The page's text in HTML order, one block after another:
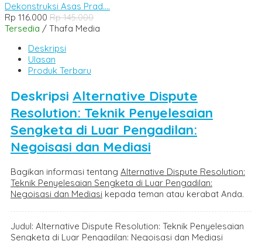
Dekonstruksi Asas Prad....
Rp 116.000 Rp 145.000
Tersedia / Thafa Media
Deskripsi
Ulasan
Produk Terbaru
Deskripsi Alternative Dispute
Resolution: Teknik Penyelesaian
Sengketa di Luar Pengadilan:
Negoisasi dan Mediasi
Bagikan informasi tentang Alternative Dispute Resolution:
Teknik Penyelesaian Sengketa di Luar Pengadilan:
Negoisasi dan Mediasi kepada teman atau kerabat Anda.
Judul: Alternative Dispute Resolution: Teknik Penyelesaian
Sengketa di Luar Pengadilan: Negoisasi dan Mediasi